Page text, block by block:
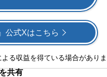
公式Xはこちら
る収益を得ている場合がありま
共有